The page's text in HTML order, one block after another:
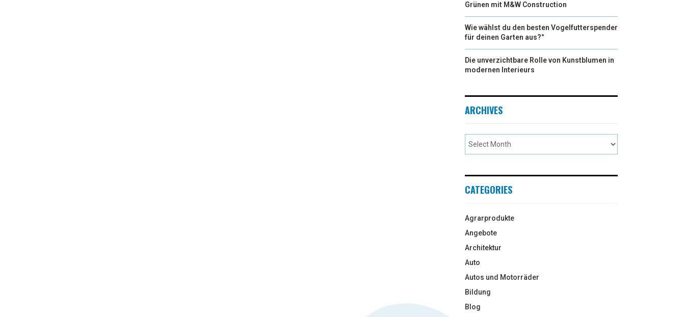
Grünen mit M&W Construction
Wie wählst du den besten Vogelfutterspender
für deinen Garten aus?°
Die unverzichtbare Rolle von Kunstblumen in
modernen Interieurs
ARCHIVES
CATEGORIES
Agrarprodukte
Angebote
Architektur
Auto
Autos und Motorräder
Bildung
Blog